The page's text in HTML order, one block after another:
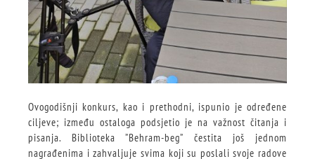
Ovogodišnji konkurs, kao i prethodni, ispunio je određene
ciljeve; između ostaloga podsjetio je na važnost čitanja i
pisanja. Biblioteka ”Behram-beg” čestita još jednom
nagrađenima i zahvaljuje svima koji su poslali svoje radove